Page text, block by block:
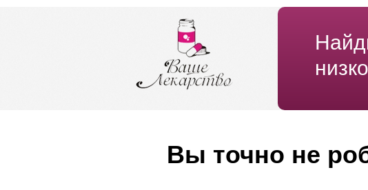
Вы точно не